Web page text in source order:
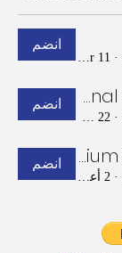
·
11 Basic member
انضم
Professional Subscription
· 22 عضوًا
انضم
Premium Subscription
· 2 أعضاء
انضم